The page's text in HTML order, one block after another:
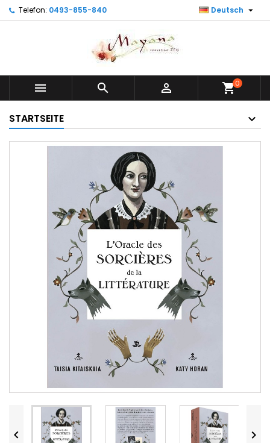
Telefon: 0493-855-840 Deutsch 
   shopping_cart0
STARTSEITE
 